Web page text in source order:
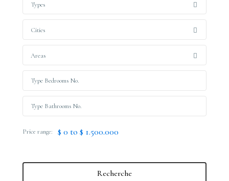
Types
Cities
Areas
Price range: $ 0 to $ 1.500.000
Recherche